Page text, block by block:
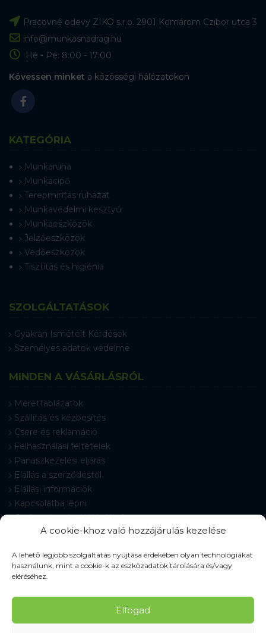
A cookie-khoz való hozzájárulás kezelése
A lehető legjobb szolgáltatás nyújtása érdekében olyan technológiákat
használunk, mint a cookie-k az eszközadatok tárolására és/vagy
eléréséhez.
Elfogad
Pracovné odevy ZIKO s.r.o. 2901 Komárom Czibor utca 3
info@munkasnadrag.hu
Hé - Pé: 8:00 - 17:00
Kövessen minket a közösségi hálózatokon
KATEGÓRIA
Munkaruha
Munkacipő
Terepmintás ruházat
Munkavédelmi kesztyű
Munkaeszközök
Jelzőeszközök
Védőeszközök
Tisztítás és higiénia
SZOLGÁLTATÁSOK
Gyakran Ismételt Kérdések
Személyes adatok védelme
MINDEN A VÁSÁRLÁSRÓL
Mérettáblázatok
Szállítás és kézbesítés
Csere és reklamáció
Felhasználási feltételek
Panaszkezelési eljárás
Elállás a szerződéstől
Elállási információk
Kapcsolatba lépni
Gyakran Ismételt Kérdések
Cookie-beállítások